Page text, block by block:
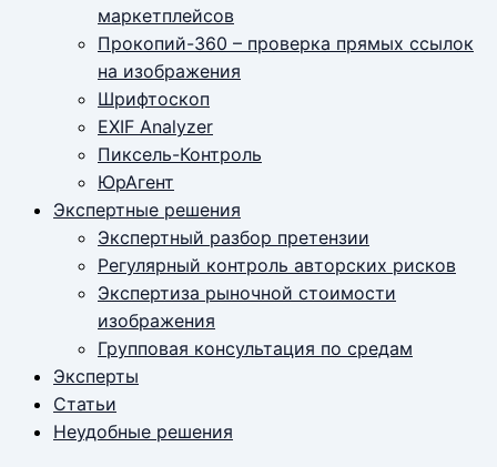
маркетплейсов
Прокопий-360 – проверка прямых ссылок
на изображения
Шрифтоскоп
EXIF Analyzer
Пиксель-Контроль
ЮрАгент
Экспертные решения
Экспертный разбор претензии
Регулярный контроль авторских рисков
Экспертиза рыночной стоимости
изображения
Групповая консультация по средам
Эксперты
Статьи
Неудобные решения